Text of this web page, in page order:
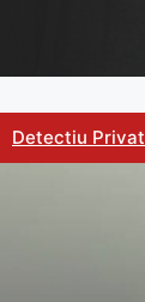
Detectiu Privat